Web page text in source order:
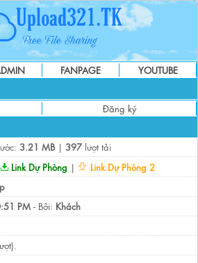
FANPAGE
YOUTUBE
Đăng ký
3.21 MB| 397lượt tải
Link Dự Phòng |
Link Dự Phòng 2
PM - Bởi: Khách